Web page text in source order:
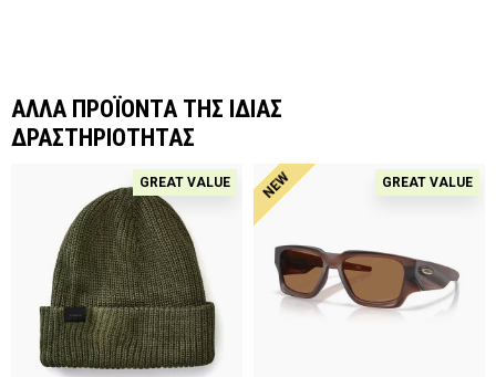
ΑΛΛΑ ΠΡΟΪΟΝΤΑ ΤΗΣ ΙΔΙΑΣ
ΔΡΑΣΤΗΡΙΟΤΗΤΑΣ
GREAT VALUE NEW GREAT VALUE